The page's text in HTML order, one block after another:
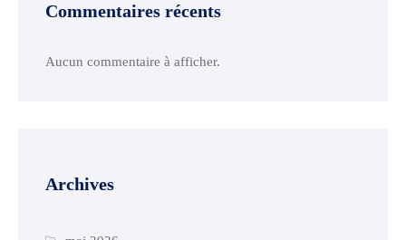
Commentaires récents
Aucun commentaire à afficher.
Archives